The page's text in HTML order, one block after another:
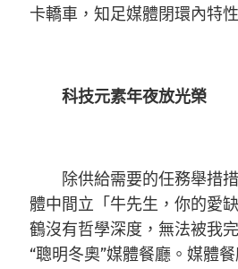
卡轎車，知足媒體閉環內特
科技元素年夜放光榮
除供給需要的任務舉措措
體中間立「牛先生，你的愛
鶴沒有哲學深度，無法被我
“聰明冬奧”媒體餐廳。媒體